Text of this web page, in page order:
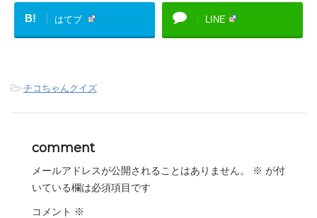
B! はてブ LINE
-チコちゃんクイズ
comment
メールアドレスが公開されることはありません。 ※ が付
いている欄は必須項目です
コメント ※